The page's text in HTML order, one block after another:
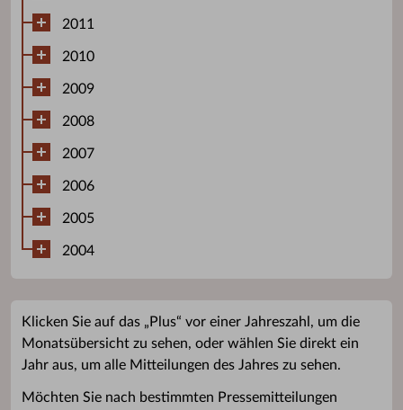
2011
2010
2009
2008
2007
2006
2005
2004
Klicken Sie auf das „Plus“ vor einer Jahreszahl, um die
Monatsübersicht zu sehen, oder wählen Sie direkt ein
Jahr aus, um alle Mitteilungen des Jahres zu sehen.
Möchten Sie nach bestimmten Pressemitteilungen